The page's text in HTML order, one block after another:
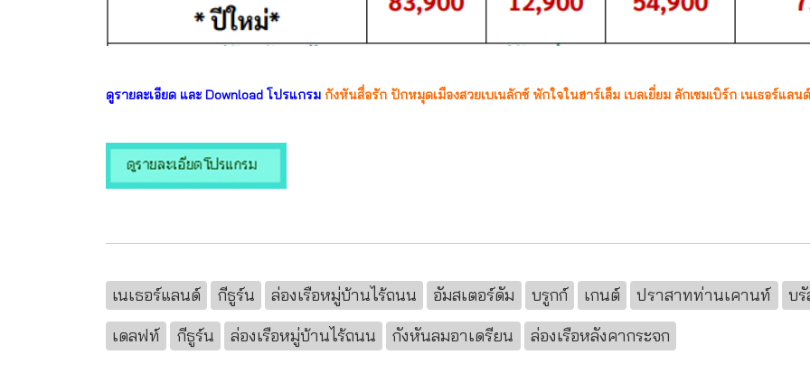
ดูรายละเอียด และ Download โปรแกรม กังหันสื่อรัก ปักหมุดเมืองสวยเบเนลักซ์ พักใจในฮาร์เล็ม เบลเยี่ยม ลักเซมเบิร์ก เนเธอร์แล
เนเธอร์แลนด์ กีธูร์น ล่องเรือหมู่บ้านไร้ถนน อัมสเตอร์ดัม บรูกก์ เกนต์ ปราสาทท่านเคานท์ บรั
เดลฟท์
กีธูร์น ล่องเรือหมู่บ้านไร้ถนน กังหันลมอาเดรียน ล่องเรือหลังคากระจก